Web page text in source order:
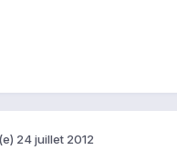
24 juillet 2012